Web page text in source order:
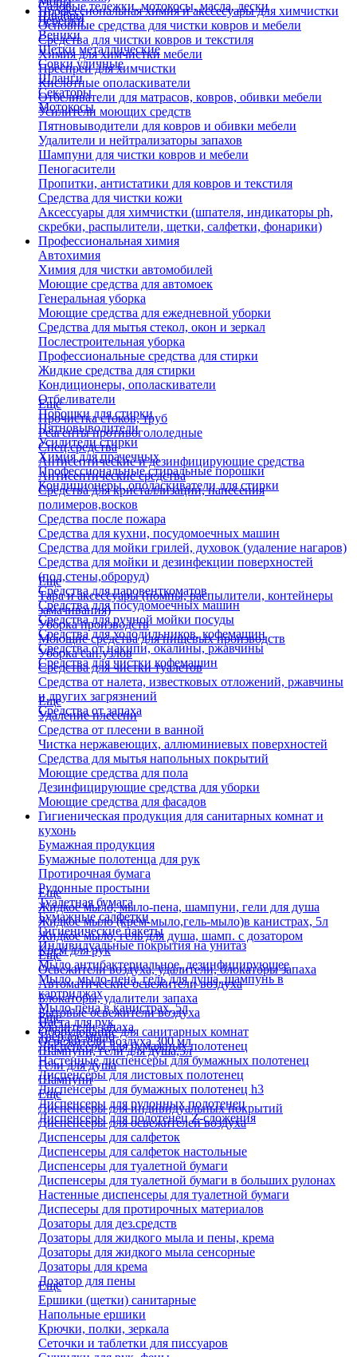
Швабры
Садовые тележки, мотокосы, масла, лески
Черенки
Веники
Щетки металлические
Совки уличные
Шланги
Секаторы
Мотокосы
Профессиональная химия и акссесуары для химчистки
Основные средства для чистки ковров и мебели
Средства для чистки ковров и текстиля
Химия для химчистки мебели
Преспреи для химчистки
Кислотные ополаскиватели
Отбеливатели для матрасов, ковров, обивки мебели
Усилители моющих средств
Пятновыводители для ковров и обивки мебели
Удалители и нейтрализаторы запахов
Шампуни для чистки ковров и мебели
Пеногасители
Пропитки, антистатики для ковров и текстиля
Средства для чистки кожи
Аксессуары для химчистки (шпателя, индикаторы ph,
скребки, распылители, щетки, салфетки, фонарики)
Профессиональная химия
Автохимия
Химия для чистки автомобилей
Моющие средства для автомоек
Генеральная уборка
Моющие средства для ежедневной уборки
Средства для мытья стекол, окон и зеркал
Послестроительная уборка
Профессиональные средства для стирки
Жидкие средства для стирки
Кондиционеры, ополаскиватели
Отбеливатели
Порошки для стирки
Пятновыводители
Усилители стирки
Химия для прачечных
Профессиональные стиральные порошки
Кондиционеры, ополаскиватели для стирки
Еще
Прочистка стоков, труб
Реагенты противогололедные
Спец.средства
Антисептические и дезинфицирующие средства
Антисептические средства
Средства для кристаллизации, нанесения
полимеров,восков
Средства после пожара
Средства для кухни, посудомоечных машин
Средства для мойки грилей, духовок (удаление нагаров)
Средства для мойки и дезинфекции поверхностей
(пол,стены,оброруд)
Средства для паровенткоматов
Средства для посудомоечных машин
Средства для ручной мойки посуды
Средства для холодильников, кофемашин
Средства от накипи, окалины, ржавчины
Средства для чистки кофемашин
Еще
Тара и аксессуары (помпы, распылители, контейнеры
замачивания)
Уборка производств
Моющие средства для пищевых производств
Уборка сан.узлов
Средства для чистки туалетов
Средства от налета, известковых отложений, ржавчины
и других загрязнений
Средства от запаха
Еще
Удаление плесени
Средства от плесени в ванной
Чистка нержавеющих, аллюминиевых поверхностей
Средства для мытья напольных покрытий
Моющие средства для пола
Дезинфицирующие средства для уборки
Моющие средства для фасадов
Гигиеническая продукция для санитарных комнат и
кухонь
Бумажная продукция
Бумажные полотенца для рук
Протирочная бумага
Рулонные простыни
Туалетная бумага
Бумажные салфетки
Гигиенические пакеты
Индивидуальные покрытия на унитаз
Еще
Жидкое мыло, мыло-пена, шампуни, гели для душа
Жидкое мыло (крем-мыло,гель-мыло)в канистрах, 5л
Жидкое мыло, гель для душа, шамп. с дозатором
Крем для рук
Мыло антибактериальное, дезинфицирующее
Мыло, мыло-пена, гель для душа, шампунь в
картриджах
Мыло-пена в канистрах, 5л
Паста для рук
Твердое мыло
Шампуни, гели для душа,5л
Гели для душа
Шампуни
Еще
Освежители воздуха, удалители, блокаторы запаха
Автоматические освежители воздуха
Блокаторы, удалители запаха
Бытовые освежители воздуха
Удалители запаха
Освежители воздуха 300 мл
Еще
Оборудование для санитарных комнат
Диспенсеры для бумажных полотенец
Настенные диспенсеры для бумажных полотенец
Диспенсеры для листовых полотенец
Диспенсеры для бумажных полотенец h3
Диспенсеры для рулонных полотенец
Диспенсеры для полотенец Z-сложения
Еще
Диспенсеры для индивидуальных покрытий
Диспенсеры для освежителей воздуха
Диспенсеры для салфеток
Диспенсеры для салфеток настольные
Диспенсеры для туалетной бумаги
Диспенсеры для туалетной бумаги в больших рулонах
Настенные диспенсеры для туалетной бумаги
Диспесеры для протирочных материалов
Дозаторы для дез.средств
Дозаторы для жидкого мыла и пены, крема
Дозаторы для жидкого мыла сенсорные
Дозаторы для крема
Дозатор для пены
Еще
Ершики (щетки) санитарные
Напольные ершики
Крючки, полки, зеркала
Сеточки и таблетки для писсуаров